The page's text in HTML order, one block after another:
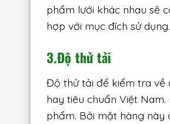
phẩm lưới khác nhau sẽ
hợp với mục đích sử dụng.
3.Độ thử tải
Độ thử tải để kiểm tra về
hay tiêu chuẩn Việt
phẩm. Bởi mặt hàng này